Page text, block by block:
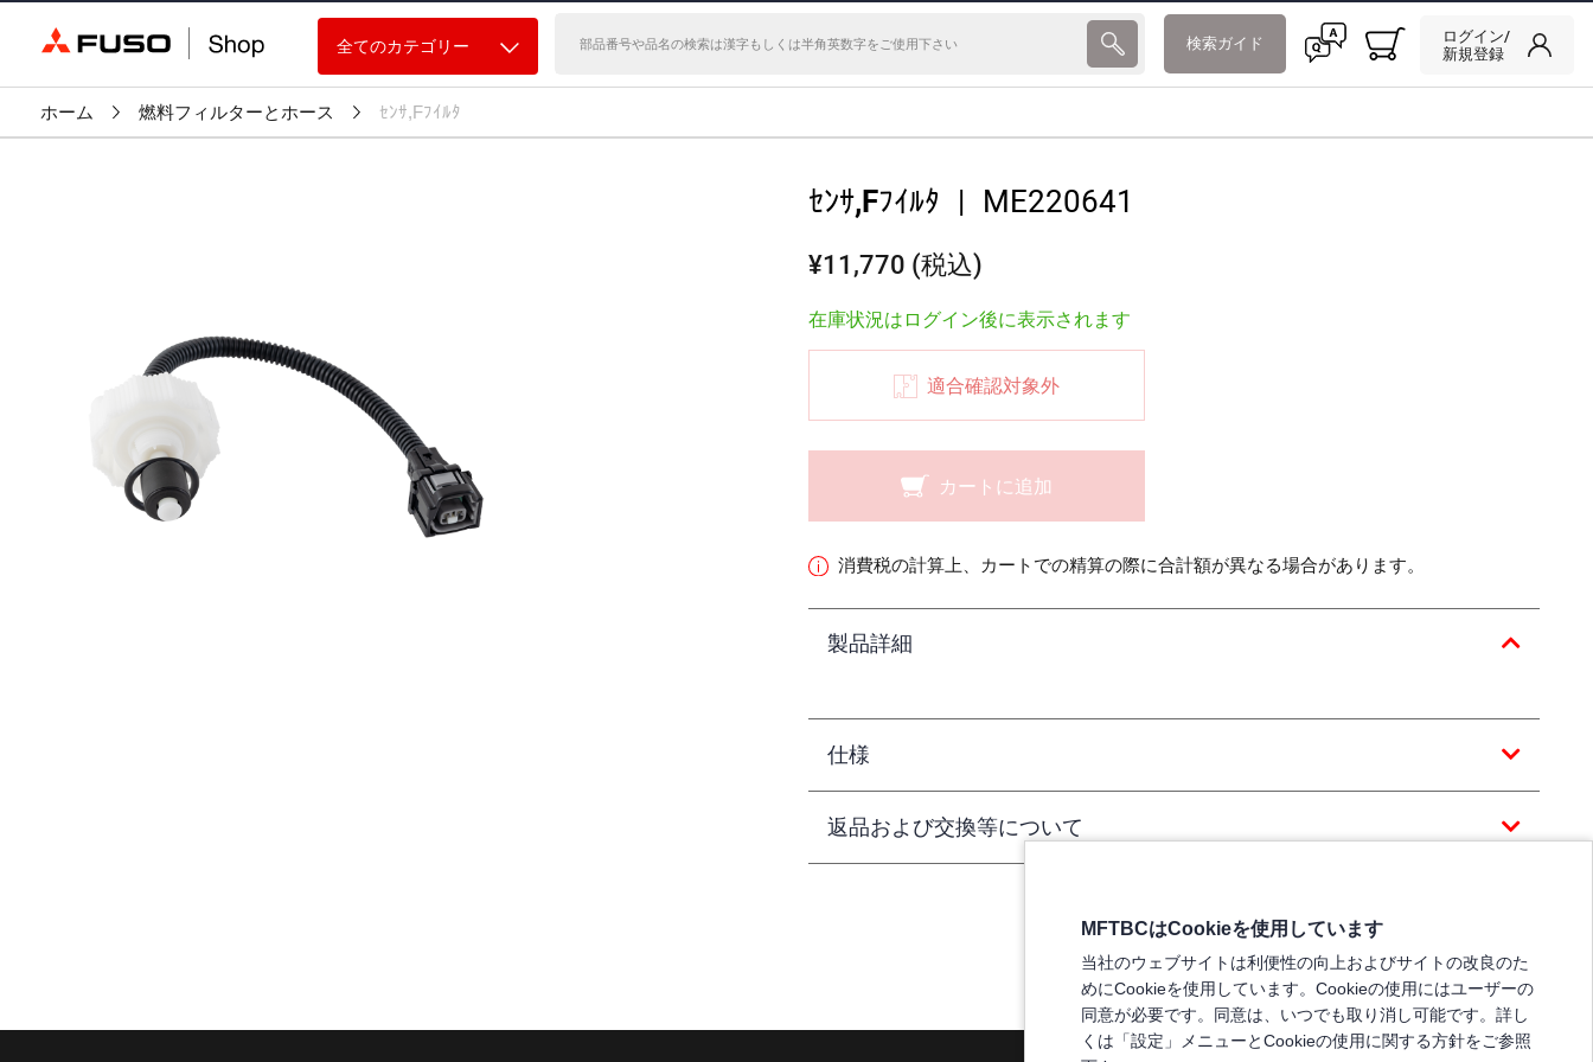
全てのカテゴリー 検索ガイド
ログイン/
新規登録
ホーム 燃料フィルターとホース ｾﾝｻ,Fﾌｲﾙﾀ
ｾﾝｻ,Fﾌｲﾙﾀ | ME220641
¥11,770 (税込)
在庫状況はログイン後に表示されます
適合確認対象外
カートに追加
消費税の計算上、カートでの精算の際に合計額が異なる場合があります。
製品詳細
仕様
返品および交換等について
MFTBCはCookieを使用しています
当社のウェブサイトは利便性の向上およびサイトの改良のた
めにCookieを使用しています。Cookieの使用にはユーザーの
同意が必要です。同意は、いつでも取り消し可能です。詳し
くは「設定」メニューとCookieの使用に関する方針をご参照